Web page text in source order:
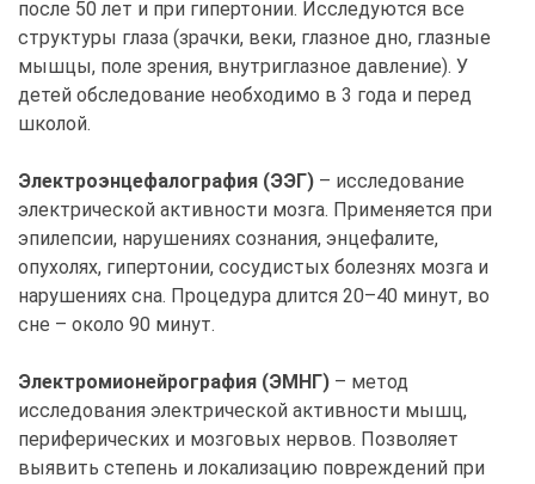
после 50 лет и при гипертонии. Исследуются все
структуры глаза (зрачки, веки, глазное дно, глазные
мышцы, поле зрения, внутриглазное давление). У
детей обследование необходимо в 3 года и перед
школой.
Электроэнцефалография (ЭЭГ) – исследование
электрической активности мозга. Применяется при
эпилепсии, нарушениях сознания, энцефалите,
опухолях, гипертонии, сосудистых болезнях мозга и
нарушениях сна. Процедура длится 20–40 минут, во
сне – около 90 минут.
Электромионейрография (ЭМНГ) – метод
исследования электрической активности мышц,
периферических и мозговых нервов. Позволяет
выявить степень и локализацию повреждений при